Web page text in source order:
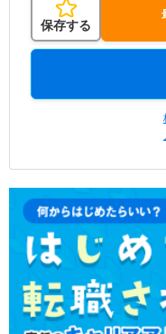
保存する